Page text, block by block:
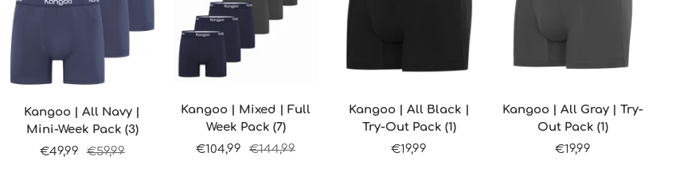
Kangoo | All Navy |
Mini-Week Pack (3)
Sale
€49,99 Normale
€59,99
Kangoo | Mixed | Full
Week Pack (7)
Sale
€104,99
Normale
€144,99
Kangoo | All Black |
Try-Out Pack (1)
Sale
€19,99
Kangoo | All Gray | Try-
Out Pack (1)
Sale
€19,99